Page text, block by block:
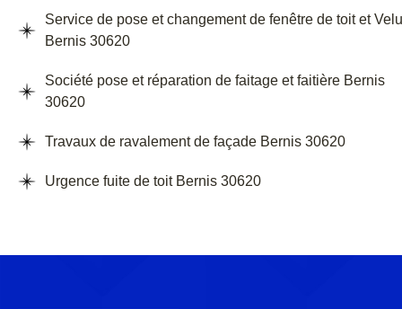
Service de pose et changement de fenêtre de toit et
Bernis 30620
Société pose et réparation de faitage et faitière Bernis
30620
Travaux de ravalement de façade Bernis 30620
Urgence fuite de toit Bernis 30620